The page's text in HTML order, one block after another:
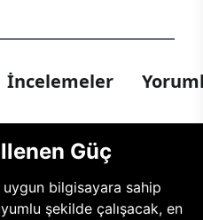
İncelemeler
Güç
bilgisayara sahip
şekilde çalışacak, en